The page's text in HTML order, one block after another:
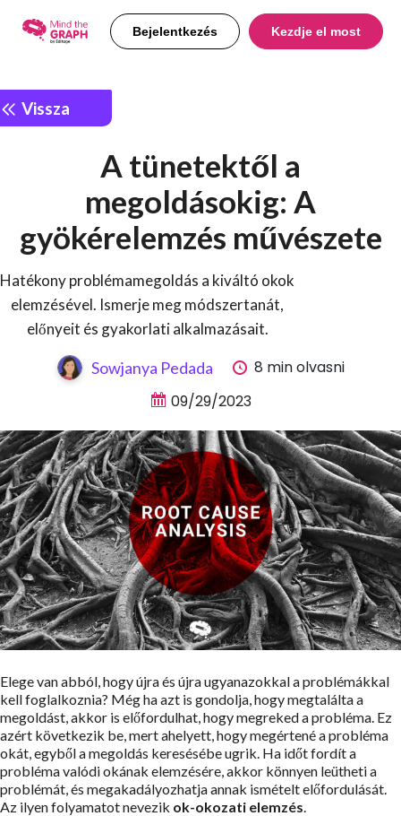
Bejelentkezés Kezdje el most
Vissza
A tünetektől a
megoldásokig: A
gyökérelemzés művészete
Hatékony problémamegoldás a kiváltó okok
elemzésével. Ismerje meg módszertanát,
előnyeit és gyakorlati alkalmazásait.
Sowjanya Pedada
8 min olvasni
09/29/2023
Elege van abból, hogy újra és újra ugyanazokkal a problémákkal
kell foglalkoznia? Még ha azt is gondolja, hogy megtalálta a
megoldást, akkor is előfordulhat, hogy megreked a probléma. Ez
azért következik be, mert ahelyett, hogy megértené a probléma
okát, egyből a megoldás keresésébe ugrik. Ha időt fordít a
probléma valódi okának elemzésére, akkor könnyen leütheti a
problémát, és megakadályozhatja annak ismételt előfordulását.
Az ilyen folyamatot nevezik ok-okozati elemzés.